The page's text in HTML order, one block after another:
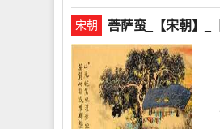
宋朝 菩萨蛮_【宋朝】_